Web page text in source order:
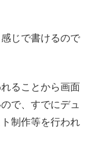
じで書けるので
ることから画面
で、すでにデュ
制作等を行われ